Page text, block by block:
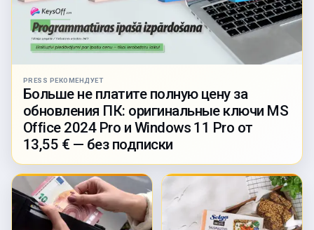
PRESS РЕКОМЕНДУЕТ
Больше не платите полную цену за
обновления ПК: оригинальные ключи MS
Office 2024 Pro и Windows 11 Pro от
13,55 € — без подписки